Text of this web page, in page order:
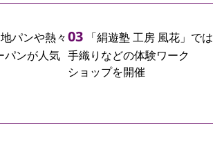
パンや熱々
パンが人気
「絹遊塾 工房 風花」では
手織りなどの体験ワーク
ショップを開催